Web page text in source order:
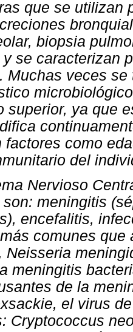
que se utilizan
biopsia
se caracterizan
Muchas veces
superior, ya que
factores como
del
Nervioso
son: meningitis
encefalitis,
comunes
Neisseria
meningitis
de la
el virus
Cryptococcus